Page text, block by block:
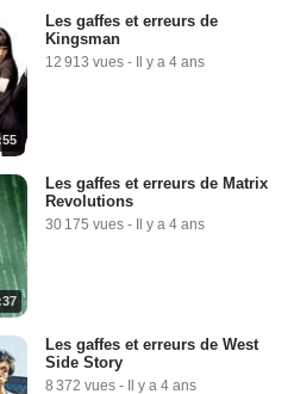
Les gaffes et erreurs de
Kingsman
12 913 vues - Il y a 4 ans
Les gaffes et erreurs de Matrix
Revolutions
30 175 vues - Il y a 4 ans
Les gaffes et erreurs de West
Side Story
8 372 vues - Il y a 4 ans